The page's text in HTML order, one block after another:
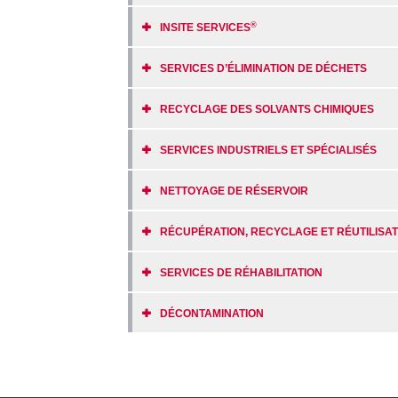
INSITE SERVICES®
SERVICES D’ÉLIMINATION DE DÉCHETS
RECYCLAGE DES SOLVANTS CHIMIQUES
SERVICES INDUSTRIELS ET SPÉCIALISÉS
NETTOYAGE DE RÉSERVOIR
RÉCUPÉRATION, RECYCLAGE ET
SERVICES DE RÉHABILITATION
DÉCONTAMINATION